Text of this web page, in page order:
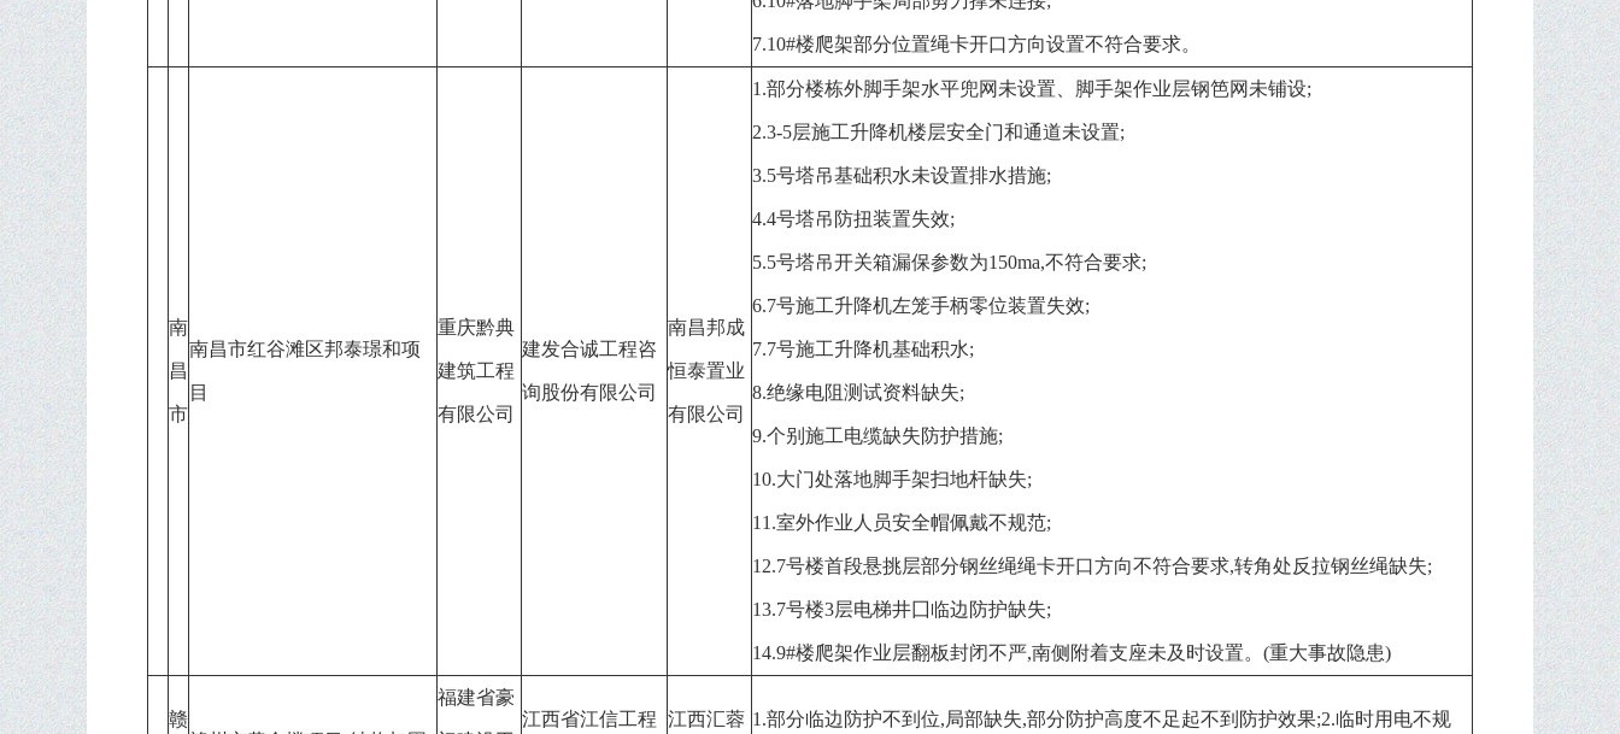
7.10#楼爬架部分位置绳卡开口方向设置不符合要求。
南
昌
市
南昌市红谷滩区邦泰璟和项
目
重庆黔典
建筑工程
有限公司
建发合诚工程咨
询股份有限公司
南昌邦成
恒泰置业
有限公司
1.部分楼栋外脚手架水平兜网未设置、脚手架作业层钢笆网未铺设;
2.3-5层施工升降机楼层安全门和通道未设置;
3.5号塔吊基础积水未设置排水措施;
4.4号塔吊防扭装置失效;
5.5号塔吊开关箱漏保参数为150ma,不符合要求;
6.7号施工升降机左笼手柄零位装置失效;
7.7号施工升降机基础积水;
8.绝缘电阻测试资料缺失;
9.个别施工电缆缺失防护措施;
10.大门处落地脚手架扫地杆缺失;
11.室外作业人员安全帽佩戴不规范;
12.7号楼首段悬挑层部分钢丝绳绳卡开口方向不符合要求,转角处反拉钢丝绳缺失;
13.7号楼3层电梯井囗临边防护缺失;
14.9#楼爬架作业层翻板封闭不严,南侧附着支座未及时设置。(重大事故隐患)
赣
福建省豪
江西省江信工程 江西汇蓉 1.部分临边防护不到位,局部缺失,部分防护高度不足起不到防护效果;2.临时用电不规